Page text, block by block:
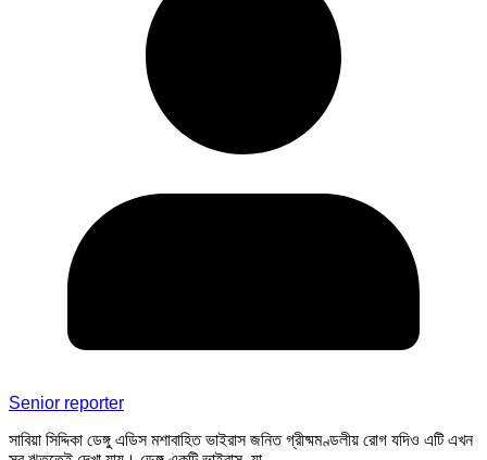
Senior reporter
সাবিয়া সিদ্দিকা ডেঙ্গু এডিস মশাবাহিত ভাইরাস জনিত গ্রীষ্মমণ্ডলীয় রোগ যদিও এটি এখন